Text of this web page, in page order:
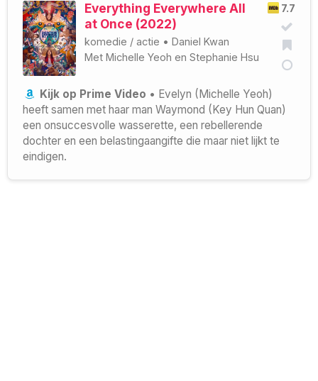
7.7
Everything Everywhere All
at Once (2022)
komedie / actie • Daniel Kwan
Met Michelle Yeoh en Stephanie Hsu
Kijk op Prime Video • Evelyn (Michelle Yeoh)
heeft samen met haar man Waymond (Key Hun Quan)
een onsuccesvolle wasserette, een rebellerende
dochter en een belastingaangifte die maar niet lijkt te
eindigen.